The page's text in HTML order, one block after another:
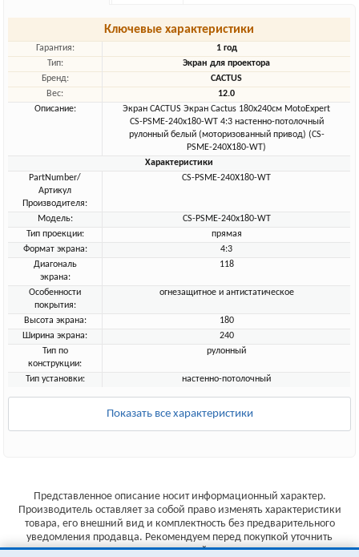
Ключевые характеристики
Гарантия:
1 год
Тип:
Экран для проектора
Бренд:
CACTUS
Вес:
12.0
Описание:
Экран CACTUS Экран Cactus 180x240см MotoExpert
CS-PSME-240x180-WT 4:3 настенно-потолочный
рулонный белый (моторизованный привод) (CS-
PSME-240X180-WT)
Характеристики
PartNumber/
Артикул
Производителя:
CS-PSME-240X180-WT
Модель:
CS-PSME-240x180-WT
Тип проекции:
прямая
Формат экрана:
4:3
Диагональ
экрана:
118
Особенности
покрытия:
огнезащитное и антистатическое
Высота экрана:
180
Ширина экрана:
240
Тип по
конструкции:
рулонный
Тип установки: настенно-потолочный
Показать все характеристики
Представленное описание носит информационный характер.
Производитель оставляет за собой право изменять характеристики
товара, его внешний вид и комплектность без предварительного
уведомления продавца. Рекомендуем перед покупкой уточнить
характеристики товара на сайте производителя.